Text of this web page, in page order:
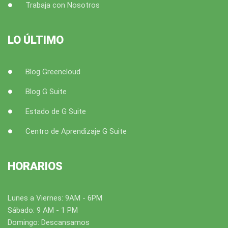
Trabaja con Nosotros
LO ÚLTIMO
Blog Greencloud
Blog G Suite
Estado de G Suite
Centro de Aprendizaje G Suite
HORARIOS
Lunes a Viernes: 9AM - 6PM
Sábado: 9 AM - 1 PM
Domingo: Descansamos